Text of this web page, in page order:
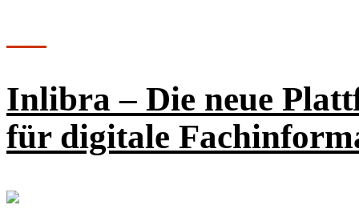
Inlibra – Die neue
für digitale